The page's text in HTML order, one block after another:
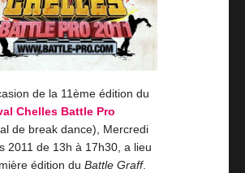
de la 11ème édition du
Chelles Battle Pro
de break dance), Mercredi
2011 de 13h à 17h30, a lieu
édition duBattle Graff.